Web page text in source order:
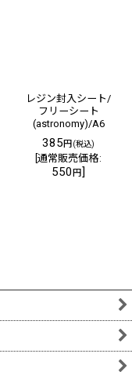
レジン封入シート/
フリーシート
(astronomy)/A6
385円(税込)
[通常販売価格:
550円]